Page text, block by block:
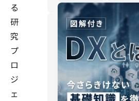
る
研
究
プ
ロ
ジ
ェ